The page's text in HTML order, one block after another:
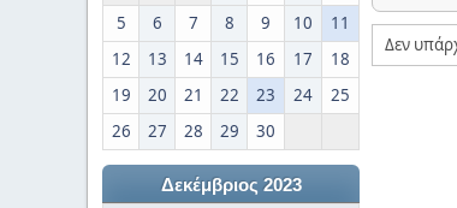
5
6 7 8 9 10
11
12
13 14 15 16 17
18
19
20 21 22 23 24
25
26
27 28 29 30
Δεκέμβριος 2023
Δεν